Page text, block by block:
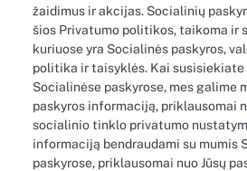
žaidimus ir akcijas. Socialinių
šios Privatumo politikos, taikoma ir
kuriuose yra Socialinės paskyros,
politika ir taisyklės. Kai susisiekiate
Socialinėse paskyrose, mes galime
paskyros informaciją, priklausomai
socialinio tinklo privatumo
informaciją bendraudami su mumis
paskyrose, priklausomai nuo Jūsų